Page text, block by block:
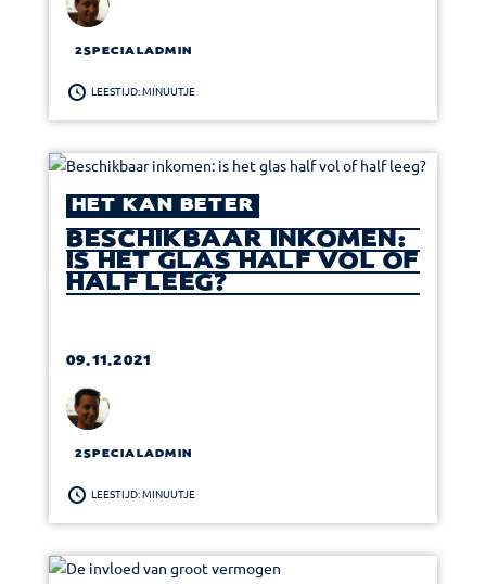
2SPECIALADMIN
LEESTIJD: MINUUTJE
HET KAN BETER
BESCHIKBAAR INKOMEN:
IS HET GLAS HALF VOL OF
HALF LEEG?
09.11.2021
2SPECIALADMIN
LEESTIJD: MINUUTJE